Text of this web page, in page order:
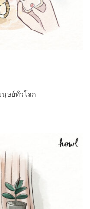
นุษย์ทั่วโลก